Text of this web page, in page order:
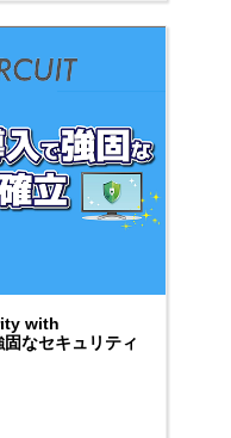
with
なセキュリティ